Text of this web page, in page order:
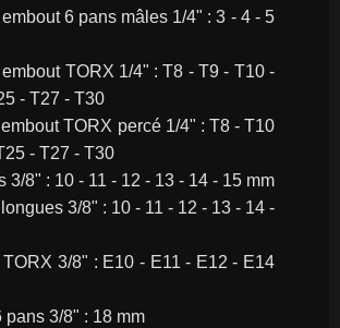
6 pans mâles 1/4" : 3 - 4 - 5
TORX 1/4" : T8 - T9 - T10 -
- T27 - T30
TORX percé 1/4" : T8 - T10
- T27 - T30
3/8" : 10 - 11 - 12 - 13 - 14 - 15 mm
3/8" : 10 - 11 - 12 - 13 - 14 -
3/8" : E10 - E11 - E12 - E14
pans 3/8" : 18 mm